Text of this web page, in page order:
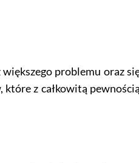
problemu oraz
z całkowitą